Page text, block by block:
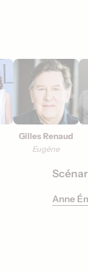
Gilles Renaud
Eugène
Anne